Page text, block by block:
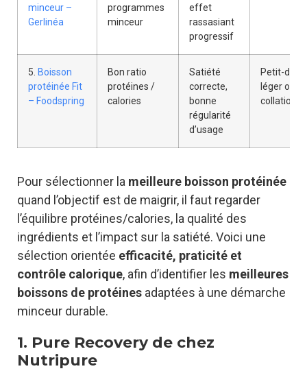
minceur –
Gerlinéa
programmes
minceur
effet
rassasiant
progressif
5. Boisson
protéinée Fit
– Foodspring
Bon ratio
protéines /
calories
Satiété
correcte,
bonne
régularité
d’usage
Petit-
léger ou
collation
Pour sélectionner la meilleure boisson protéinée
quand l’objectif est de maigrir, il faut regarder
l’équilibre protéines/calories, la qualité des
ingrédients et l’impact sur la satiété. Voici une
sélection orientée efficacité, praticité et
contrôle calorique, afin d’identifier les meilleures
boissons de protéines adaptées à une démarche
minceur durable.
1. Pure Recovery de chez
Nutripure